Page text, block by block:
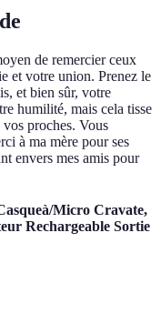
de remercier ceux
et votre union. Prenez le
et bien sûr, votre
humilité, mais cela tisse
proches. Vous
à ma mère pour ses
envers mes amis pour
Micro Cravate,
Rechargeable Sortie